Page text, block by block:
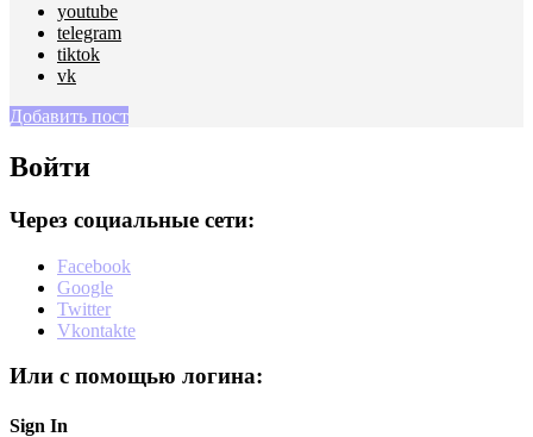
youtube
telegram
tiktok
vk
Добавить пост
Войти
Через социальные сети:
Facebook
Google
Twitter
Vkontakte
Или с помощью логина:
Sign In